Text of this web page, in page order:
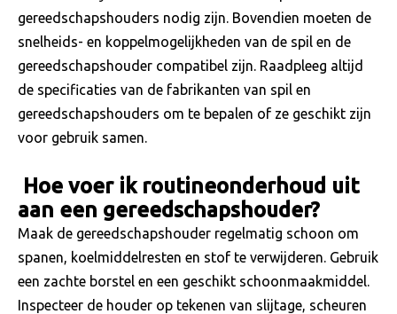
gereedschapshouders nodig zijn. Bovendien moeten de
snelheids- en koppelmogelijkheden van de spil en de
gereedschapshouder compatibel zijn. Raadpleeg altijd
de specificaties van de fabrikanten van spil en
gereedschapshouders om te bepalen of ze geschikt zijn
voor gebruik samen.
Hoe voer ik routineonderhoud uit
aan een gereedschapshouder?
Maak de gereedschapshouder regelmatig schoon om
spanen, koelmiddelresten en stof te verwijderen. Gebruik
een zachte borstel en een geschikt schoonmaakmiddel.
Inspecteer de houder op tekenen van slijtage, scheuren